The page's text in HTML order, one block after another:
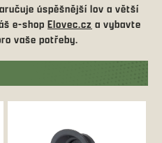
úspěšnější lov a větší
e-shop Elovec.cz a vybavte
vaše potřeby.